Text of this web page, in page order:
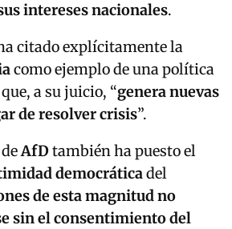
intereses nacionales.
citado explícitamente la
como ejemplo de una política
a su juicio, “genera nuevas
de resolver crisis”.
deAfDtambién ha puesto el
democráticadel
de esta magnitud no
sin el consentimiento del